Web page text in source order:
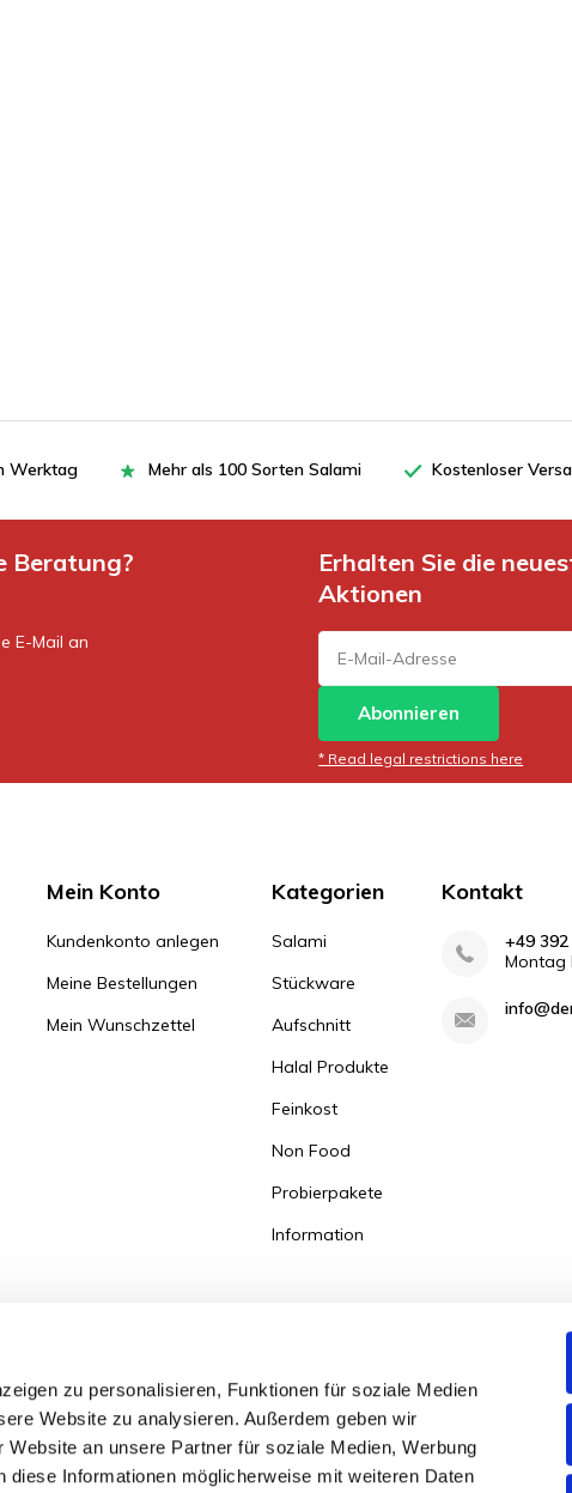
zu personalisieren, Funktionen für soziale Medien
Website zu analysieren. Außerdem geben wir
an unsere Partner für soziale Medien, Werbung
diese Informationen möglicherweise mit weiteren Daten
Werktag Mehr als 100 Sorten Salami Kostenloser
Beratung?
E-Mail an
Erhalten Sie die
Aktionen
Abonnieren
* Read legal restrictions here
Mein Konto
Kundenkonto anlegen
Meine Bestellungen
Mein Wunschzettel
Kategorien
Salami
Stückware
Aufschnitt
Halal Produkte
Feinkost
Non Food
Probierpakete
Information
Kontakt
+49
Montag